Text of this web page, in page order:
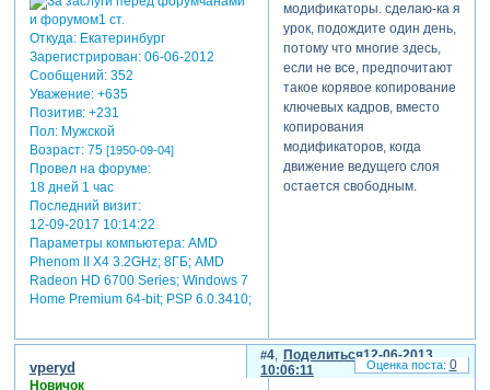
Откуда:Екатеринбург
Зарегистрирован: 06-06-2012
Сообщений:352
Уважение: +635
Позитив: +231
Пол:Мужской
Возраст:75 [1950-09-04]
Провел на форуме:
18 дней 1 час
Последний визит:
12-09-2017 10:14:22
Параметры компьютера:AMD
Phenom II X4 3.2GHz; 8ГБ; AMD
Radeon HD 6700 Series; Windows 7
Home Premium 64-bit; PSP 6.0.3410;
модификаторы. сделаю-ка я
урок, подождите один день,
потому что многие здесь,
если не все, предпочитают
такое корявое копирование
ключевых кадров, вместо
копирования
модификаторов, когда
движение ведущего слоя
остается свободным.
Поделиться
4
12-06-2013
10:06:11
vperyd
Новичок
0